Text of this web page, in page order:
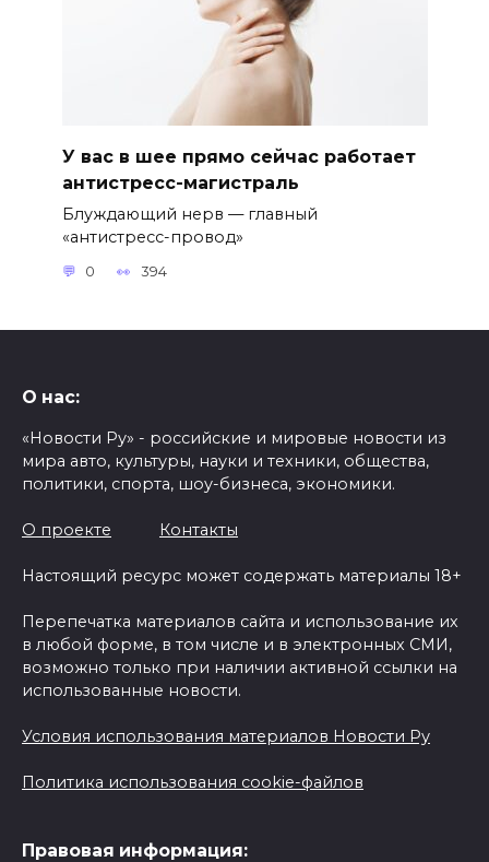
У вас в шее прямо сейчас работает
антистресс-магистраль
Блуждающий нерв — главный
«антистресс-провод»
0 394
О нас:
«Новости Ру» - российские и мировые новости из
мира авто, культуры, науки и техники, общества,
политики, спорта, шоу-бизнеса, экономики.
О проекте Контакты
Настоящий ресурс может содержать материалы 18+
Перепечатка материалов сайта и использование их
в любой форме, в том числе и в электронных СМИ,
возможно только при наличии активной ссылки на
использованные новости.
Условия использования материалов Новости Ру
Политика использования cookie-файлов
Правовая информация: